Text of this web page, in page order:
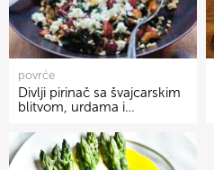
povrće
Divlji pirinač sa švajcarskim
blitvom, urdama i…